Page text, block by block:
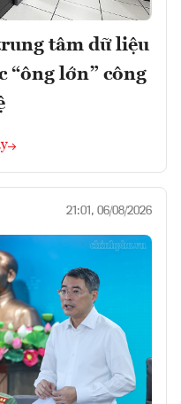
tâm dữ liệu
“ông lớn” công
21:01, 06/08/2026